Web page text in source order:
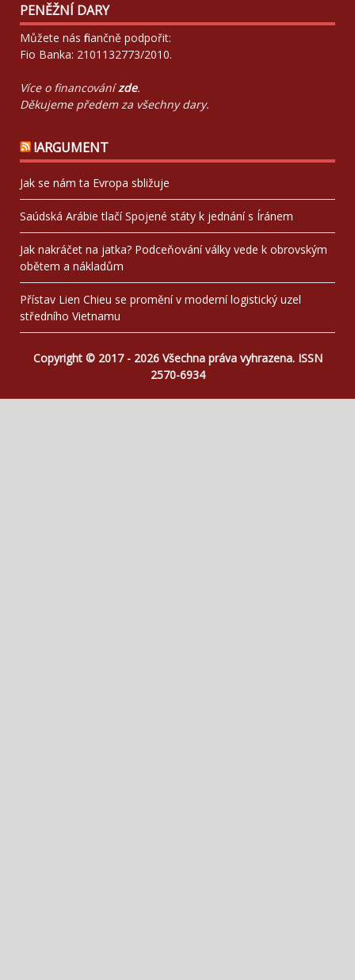
PENĚŽNÍ DARY
Můžete nás finančně podpořit:
Fio Banka: 2101132773/2010.
Více o financovánízde.
Děkujeme předem za všechny dary.
!ARGUMENT
Jak se nám ta Evropa sbližuje
Saúdská Arábie tlačí Spojené státy k jednání s Íránem
Jak nakráčet na jatka? Podceňování války vede k obrovským
obětem a nákladům
Přístav Lien Chieu se promění v moderní logistický uzel
středního Vietnamu
Copyright © 2017 - 2026 Všechna práva vyhrazena. ISSN
2570-6934